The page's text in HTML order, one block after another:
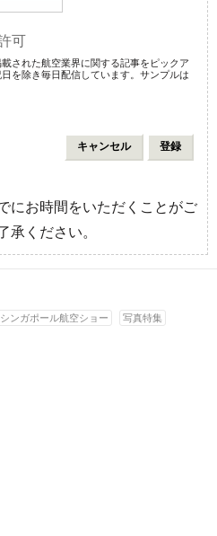
可
された航空業界に関する記事をピックア
を除き毎日配信しています。サンプルは
にお時間をいただくことがご
承ください。
シンガポール航空ショー 写真特集